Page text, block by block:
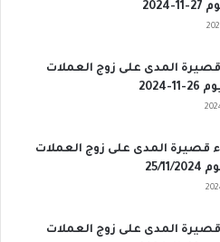
المدى على زوج العملات
قصيرة المدى على زوج العملات
المدى على زوج العملات